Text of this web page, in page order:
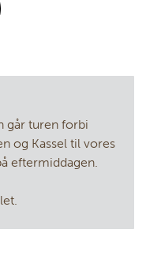
1. sal
går turen forbi
og Kassel til vores
eftermiddagen.